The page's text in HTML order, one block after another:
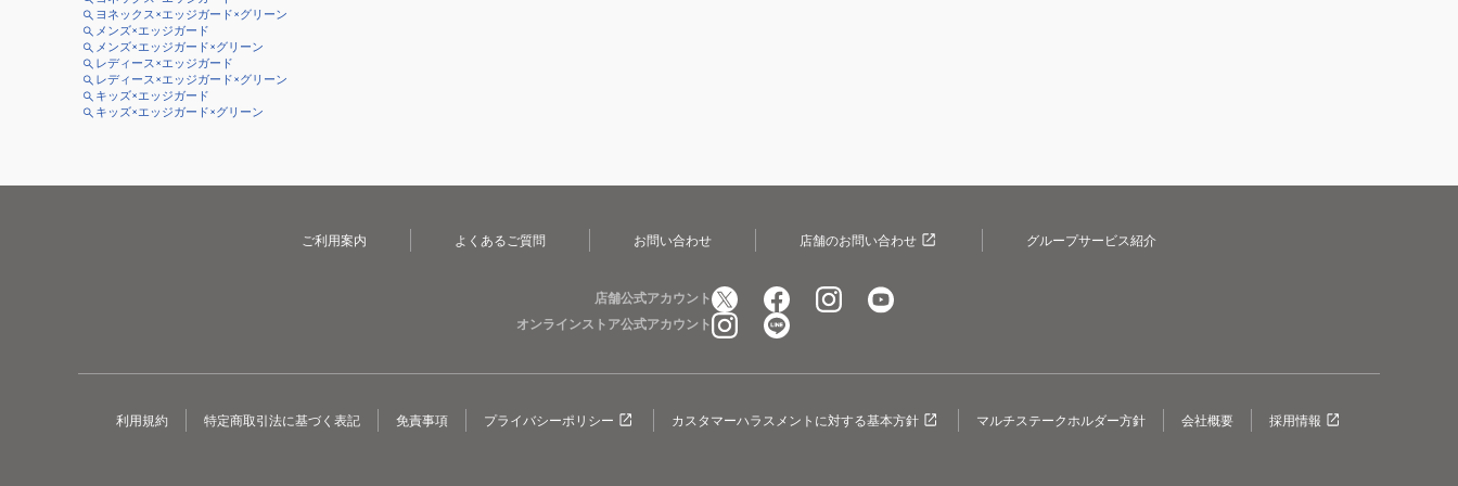
ヨネックス×エッジガード×グリーン
メンズ×エッジガード
メンズ×エッジガード×グリーン
レディース×エッジガード
レディース×エッジガード×グリーン
キッズ×エッジガード
キッズ×エッジガード×グリーン
ご利用案内 よくあるご質問 お問い合わせ 店舗のお問い合わせ グループサービス紹介
店舗公式アカウント
オンラインストア公式アカウント
利用規約 特定商取引法に基づく表記 免責事項 プライバシーポリシー カスタマーハラスメントに対する基本方針 マルチステークホルダー方針 会社概要 採用情報